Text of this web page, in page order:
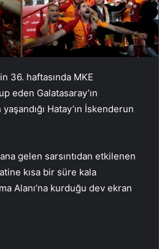
36. haftasında MKE
eden Galatasaray’ın
Hatay’ın İskenderun
gelen sarsıntıdan etkilenen
kısa bir süre kala
Alanı’na kurduğu dev ekran